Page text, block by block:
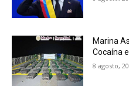
Marina
Cocaína
8 agosto,